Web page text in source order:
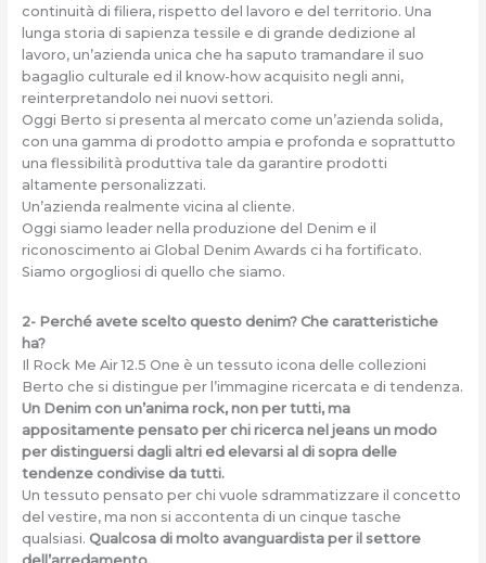
continuità di filiera, rispetto del lavoro e del territorio. Una
lunga storia di sapienza tessile e di grande dedizione al
lavoro, un’azienda unica che ha saputo tramandare il suo
bagaglio culturale ed il know-how acquisito negli anni,
reinterpretandolo nei nuovi settori.
Oggi Berto si presenta al mercato come un’azienda solida,
con una gamma di prodotto ampia e profonda e soprattutto
una flessibilità produttiva tale da garantire prodotti
altamente personalizzati.
Un’azienda realmente vicina al cliente.
Oggi siamo leader nella produzione del Denim e il
riconoscimento ai Global Denim Awards ci ha fortificato.
Siamo orgogliosi di quello che siamo.
2- Perché avete scelto questo denim? Che caratteristiche
ha?
Il Rock Me Air 12.5 One è un tessuto icona delle collezioni
Berto che si distingue per l’immagine ricercata e di tendenza.
Un Denim con un’anima rock, non per tutti, ma
appositamente pensato per chi ricerca nel jeans un modo
per distinguersi dagli altri ed elevarsi al di sopra delle
tendenze condivise da tutti.
Un tessuto pensato per chi vuole sdrammatizzare il concetto
del vestire, ma non si accontenta di un cinque tasche
qualsiasi. Qualcosa di molto avanguardista per il settore